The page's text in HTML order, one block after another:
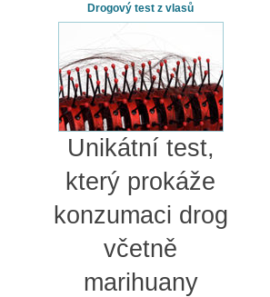
Drogový test z vlasů
Unikátní test,
který prokáže
konzumaci drog
včetně
marihuany